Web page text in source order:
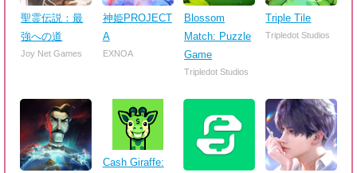
聖霊伝説：最
強への道
Joy Net Games
神姫PROJECT
A
EXNOA
Blossom
Match: Puzzle
Game
Tripledot Studios
Triple Tile
Tripledot Studios
Cash Giraffe: